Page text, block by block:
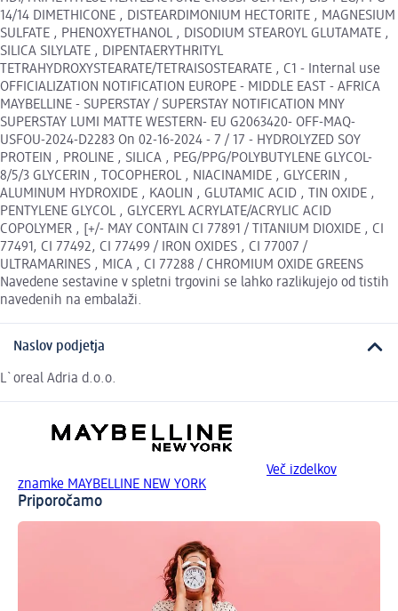
14/14 DIMETHICONE , DISTEARDIMONIUM HECTORITE , MAGNESIUM
SULFATE , PHENOXYETHANOL , DISODIUM STEAROYL GLUTAMATE ,
SILICA SILYLATE , DIPENTAERYTHRITYL
TETRAHYDROXYSTEARATE/TETRAISOSTEARATE , C1 - Internal use
OFFICIALIZATION NOTIFICATION EUROPE - MIDDLE EAST - AFRICA
MAYBELLINE - SUPERSTAY / SUPERSTAY NOTIFICATION MNY
SUPERSTAY LUMI MATTE WESTERN- EU G2063420- OFF-MAQ-
USFOU-2024-D2283 On 02-16-2024 - 7 / 17 - HYDROLYZED SOY
PROTEIN , PROLINE , SILICA , PEG/PPG/POLYBUTYLENE GLYCOL-
8/5/3 GLYCERIN , TOCOPHEROL , NIACINAMIDE , GLYCERIN ,
ALUMINUM HYDROXIDE , KAOLIN , GLUTAMIC ACID , TIN OXIDE ,
PENTYLENE GLYCOL , GLYCERYL ACRYLATE/ACRYLIC ACID
COPOLYMER , [+/- MAY CONTAIN CI 77891 / TITANIUM DIOXIDE , CI
77491, CI 77492, CI 77499 / IRON OXIDES , CI 77007 /
ULTRAMARINES , MICA , CI 77288 / CHROMIUM OXIDE GREENS
Navedene sestavine v spletni trgovini se lahko razlikujejo od tistih
navedenih na embalaži.
Naslov podjetja
L`oreal Adria d.o.o.
Več izdelkov
znamke MAYBELLINE NEW YORK
Priporočamo